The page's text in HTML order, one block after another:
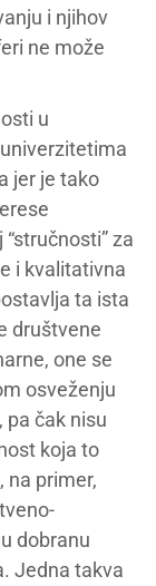
i njihov
ne može
u
jer je tako
za
i kvalitativna
ta ista
društvene
one se
osveženju
čak nisu
koja to
na primer,
dobranu
Jedna takva